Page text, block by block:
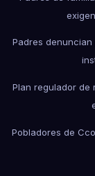
Padres
Plan regulador de
Pobladores de